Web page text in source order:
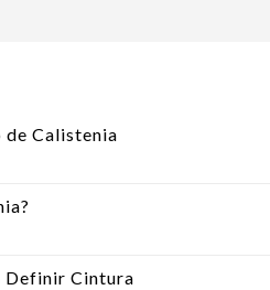
Calistenia
Definir Cintura